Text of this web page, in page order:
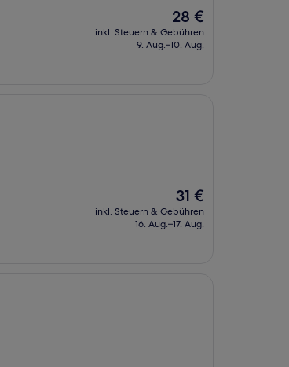
Der
Preis
beträgt
28 €
inkl. Steuern & Gebühren
9. Aug.–10. Aug.
Der
Preis
beträgt
31 €
inkl. Steuern & Gebühren
16. Aug.–17. Aug.